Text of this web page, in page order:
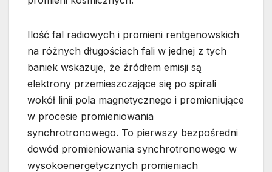
Ilość fal radiowych i promieni rentgenowskich
na różnych długościach fali w jednej z tych
baniek wskazuje, że źródłem emisji są
elektrony przemieszczające się po spirali
wokół linii pola magnetycznego i promieniujące
w procesie promieniowania
synchrotronowego. To pierwszy bezpośredni
dowód promieniowania synchrotronowego w
wysokoenergetycznych promieniach